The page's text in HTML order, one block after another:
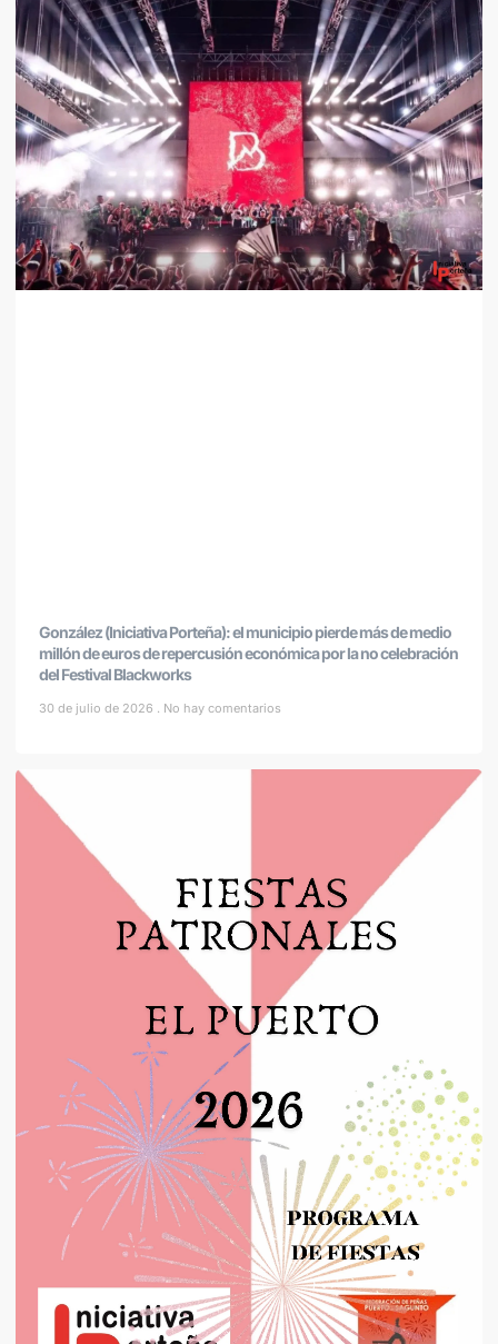
González (Iniciativa Porteña): el municipio pierde más de medio
millón de euros de repercusión económica por la no celebración
del Festival Blackworks
30 de julio de 2026 No hay comentarios